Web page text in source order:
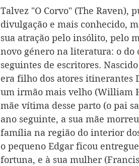
Talvez "O Corvo" (The Raven),
divulgação e mais conhecido,
sua atração pelo insólito, pelo
novo género na literatura: o
seguintes de escritores.
era filho dos atores itinerantes
um irmão mais velho (William
mãe vítima desse parto (o pai
ano seguinte, a sua mãe
família na região do interior
o pequeno Edgar ficou
fortuna, e à sua mulher